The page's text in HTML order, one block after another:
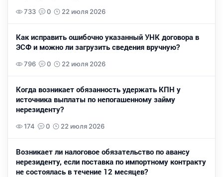
733 0 22 июля 2026
Как исправить ошибочно указанный УНК договора в
ЭСФ и можно ли загрузить сведения вручную?
796 0 22 июля 2026
Когда возникает обязанность удержать КПН у
источника выплаты по непогашенному займу
нерезиденту?
174 0 22 июля 2026
Возникает ли налоговое обязательство по авансу
нерезиденту, если поставка по импортному контракту
не состоялась в течение 12 месяцев?